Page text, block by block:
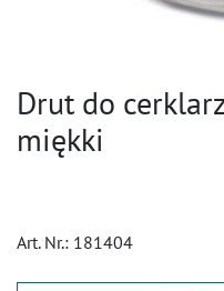
Drut do
miękki
Art. Nr.: 181404